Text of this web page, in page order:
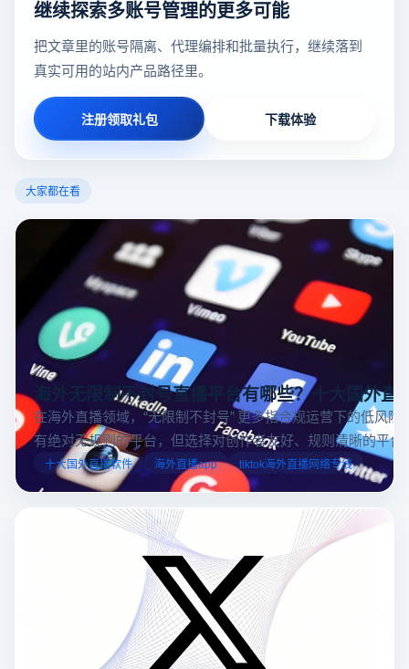
继续探索多账号管理的更多可能
把文章里的账号隔离、代理编排和批量执行，继续落到
真实可用的站内产品路径里。
注册领取礼包 下载体验
大家都在看
海外无限制不封号直播平台有哪些？十大国外直
在海外直播领域，“无限制不封号” 更多指合规运营下的低风
有绝对无规则的平台，但选择对创作者友好、规则清晰的平台
业工具规避风险，能显著降低封号概率。以下推荐十大国外
台，并结合云登多开浏览器的功能，详解如何安全高效运营。
十大国外直播软件 海外直播app tiktok海外直播网络专线